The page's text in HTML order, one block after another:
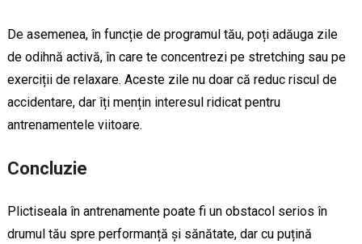
De asemenea, în funcție de programul tău, poți adăuga zile
de odihnă activă, în care te concentrezi pe stretching sau pe
exerciții de relaxare. Aceste zile nu doar că reduc riscul de
accidentare, dar îți mențin interesul ridicat pentru
antrenamentele viitoare.
Concluzie
Plictiseala în antrenamente poate fi un obstacol serios în
drumul tău spre performanță și sănătate, dar cu puțină